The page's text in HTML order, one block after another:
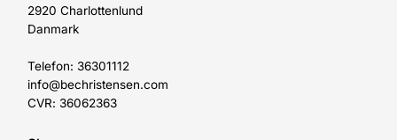
2920 Charlottenlund
Danmark
Telefon: 36301112
info@bechristensen.com
CVR: 36062363